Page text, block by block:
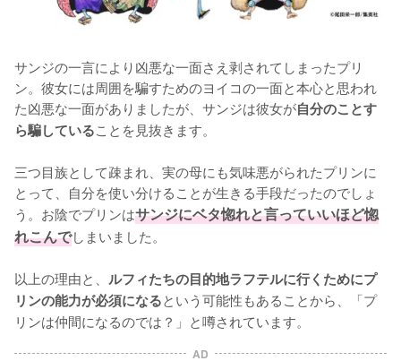
サンジの一言により凶悪な一面さえ剥されてしまったプリ
ン。彼女には周囲を騙すためのヨイコの一面と本心と思われ
た凶悪な一面がありましたが、サンジは彼女が自分のことす
ら騙していることを見抜きます。
三つ目族として疎まれ、実の母にも気味悪がられたプリンに
とって、自分を使い分けることが生きる手段だったのでしょ
う。お陰でプリンはサンジにベタ惚れと言っていいほど惚
れこんでしまいました。
以上の理由と、 ルフィたちの目的地ラフテルに行くためにプ
リンの能力が必須になるという可能性もあることから、「プ
リンは仲間になるのでは？」と噂されています。
AD